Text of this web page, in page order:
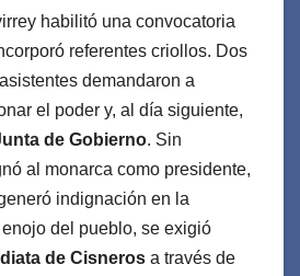
habilitó una convocatoria
referentes criollos. Dos
demandaron a
el poder y, al día siguiente,
de Gobierno. Sin
al monarca como presidente,
indignación en la
del pueblo, se exigió
de Cisneros a través de